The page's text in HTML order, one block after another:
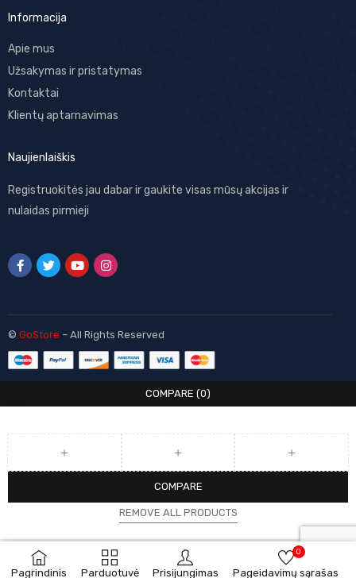
Pagrindinis Parduotuvė Prisijungimas Pageidavimų sąrašas
0
Informacija
Apie mus
Užsakymas ir pristatymas
Kontaktai
Klientų aptarnavimas
Naujienlaiškis
Registruokitės jau dabar ir gaukite visas mūsų akcijas ir
nulaidas pirmieji
© GoStore – All Rights Reserved
COMPARE (0)
COMPARE
REMOVE ALL PRODUCTS